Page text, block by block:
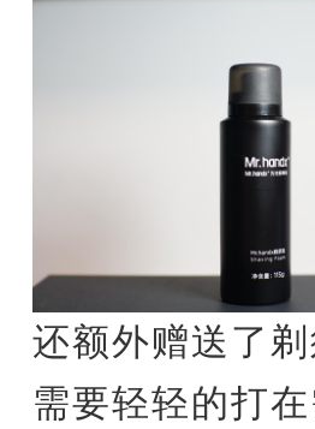
还额外赠送了
需要轻轻的打